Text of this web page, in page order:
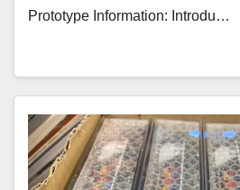
Prototype Information: Introdu…